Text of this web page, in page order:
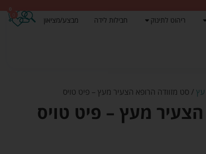
ריהוט לתינוק חבילות לידה מבצע/מציאון
0
עץ/ סט מזוודה הרופא הצעיר מעץ – פיט טויס
מעץ – פיט טויס